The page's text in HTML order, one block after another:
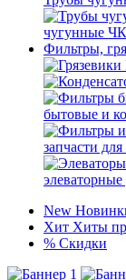
чугунные ЧК
Фильтры,
бытовые и
запчасти
New
Хит Хиты
% Скидки